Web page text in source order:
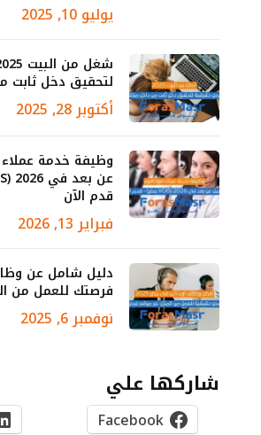
يوليو 10, 2025
لتحقيق دخل ثابت
أكتوبر 28, 2025
وظيفة خدمة
قدم الآن
فبراير 13, 2026
دليل شامل عن
فرصتك للعمل من
نوفمبر 6, 2025
شاركها علي
Facebook